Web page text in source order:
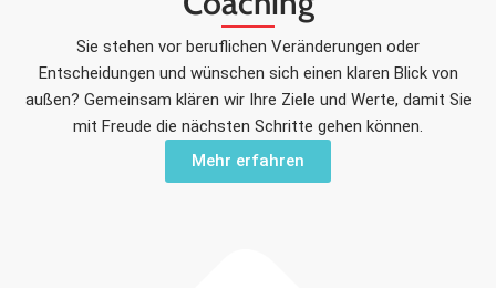
Sie stehen vor beruflichen Veränderungen oder
Entscheidungen und wünschen sich einen klaren Blick von
außen? Gemeinsam klären wir Ihre Ziele und Werte, damit Sie
mit Freude die nächsten Schritte gehen können.
Mehr erfahren